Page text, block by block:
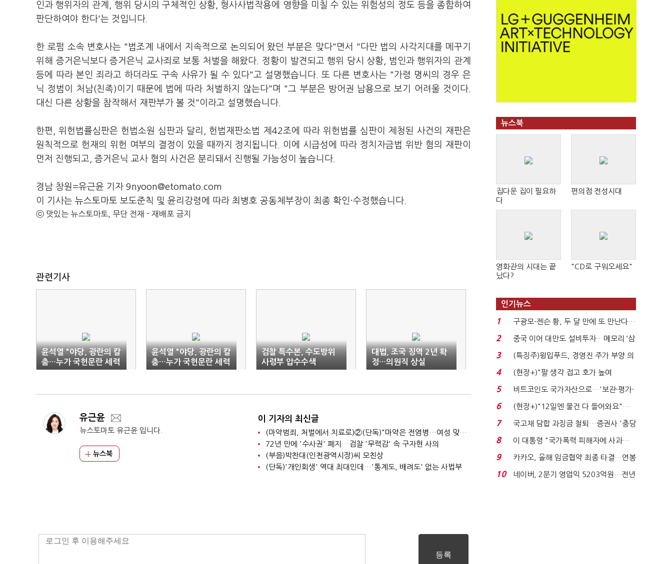
인과 행위자의 관계, 행위 당시의 구체적인 상황, 형사사법작용에 영향을 미칠 수 있는 위험성의 정도 등을 종합하여
판단하여야 한다'는 것입니다.
한 로펌 소속 변호사는 "법조계 내에서 지속적으로 논의되어 왔던 부분은 맞다"면서 "다만 법의 사각지대를 메꾸기
위해 증거은닉보다 증거은닉 교사죄로 보통 처벌을 해왔다. 정황이 발견되고 행위 당시 상황, 범인과 행위자의 관계
등에 따라 본인 죄라고 하더라도 구속 사유가 될 수 있다"고 설명했습니다. 또 다른 변호사는 "가령 명씨의 경우 은
닉 정범이 처남(친족)이기 때문에 법에 따라 처벌하지 않는다"며 "그 부분은 방어권 남용으로 보기 어려울 것이다.
대신 다른 상황을 참작해서 재판부가 볼 것"이라고 설명했습니다.
한편, 위헌법률심판은 헌법소원 심판과 달리, 헌법재판소법 제42조에 따라 위헌법률 심판이 제청된 사건의 재판은
원칙적으로 헌재의 위헌 여부의 결정이 있을 때까지 정지됩니다. 이에 시급성에 따라 정치자금법 위반 혐의 재판이
먼저 진행되고, 증거은닉 교사 혐의 사건은 분리돼서 진행될 가능성이 높습니다.
경남 창원=유근윤 기자 9nyoon@etomato.com
이 기사는 뉴스토마토 보도준칙 및 윤리강령에 따라 최병호 공동체부장이 최종 확인·수정했습니다.
ⓒ 맛있는 뉴스토마토, 무단 전재 - 재배포 금지
관련기사
윤석열 "야당, 광란의 칼
춤…누가 국헌문란 세력
이냐"(2보)
윤석열 "야당, 광란의 칼
춤…누가 국헌문란 세력
이냐"(3보)
검찰 특수본, 수도방위
사령부 압수수색
대법, 조국 징역 2년 확
정…의원직 상실
유근윤
뉴스토마토 유근윤 입니다.
뉴스북
이 기자의 최신글
(마약범죄, 처벌에서 치료로)②(단독)"마약은 전염병…여성 맞춤형 재활과정 개발 중"
72년 만에 '수사권' 폐지…검찰 '무력감' 속 구자현 사의
(부음)박찬대(인천광역시장)씨 모친상
(단독)'개인회생' 역대 최대인데…'통계도, 배려도' 없는 사법부
뉴스북
집다운 집이 필요하
다
편의점 전성시대
영화관의 시대는 끝
났다?
"CD로 구워오세요"
인기뉴스
1
구광모-젠슨 황, 두 달 만에 또 만난다…
로봇·AI 등 논...
2
중국 이어 대만도 설비투자…메모리 ‘삼
국전쟁’
3
(특징주)윙입푸드, 경영진 주가 부양 의
지에 상한가...
4
(현장+)"팔 생각 접고 호가 높여
요"…'덜 똘똘한 한 채' 20...
5
비트코인도 국가자산으로…'보관·평가·
처분' 기준은 ...
6
(현장+)"12일엔 물건 다 들어와요"…
빈 매대 채우며 문 연 ...
7
국고채 담합 과징금 철퇴…증권사 '충당
금 폭탄' 우려...
8
이 대통령 "국가폭력 피해자에 사과…
적극적 조사로 진...
9
카카오, 올해 임금협약 최종 타결…연봉
6.3% 인상·격려...
10
네이버, 2분기 영업익 5203억원…전년